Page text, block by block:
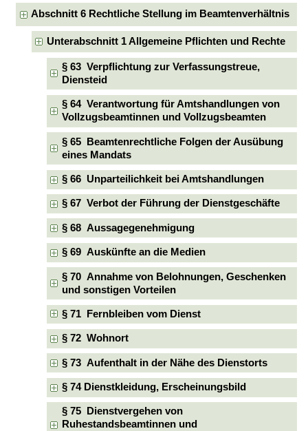
Abschnitt 6 Rechtliche Stellung im Beamtenverhältnis
Unterabschnitt 1 Allgemeine Pflichten und Rechte
§ 63 Verpflichtung zur Verfassungstreue,
Diensteid
§ 64 Verantwortung für Amtshandlungen von
Vollzugsbeamtinnen und Vollzugsbeamten
§ 65 Beamtenrechtliche Folgen der Ausübung
eines Mandats
§ 66 Unparteilichkeit bei Amtshandlungen
§ 67 Verbot der Führung der Dienstgeschäfte
§ 68 Aussagegenehmigung
§ 69 Auskünfte an die Medien
§ 70 Annahme von Belohnungen, Geschenken
und sonstigen Vorteilen
§ 71 Fernbleiben vom Dienst
§ 72 Wohnort
§ 73 Aufenthalt in der Nähe des Dienstorts
§ 74 Dienstkleidung, Erscheinungsbild
§ 75 Dienstvergehen von
Ruhestandsbeamtinnen und